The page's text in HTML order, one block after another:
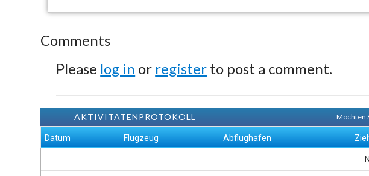
Comments
Please log in or register to post a comment.
AKTIVITÄTENPROTOKOLL Möchten
Datum Flugzeug Abflughafen